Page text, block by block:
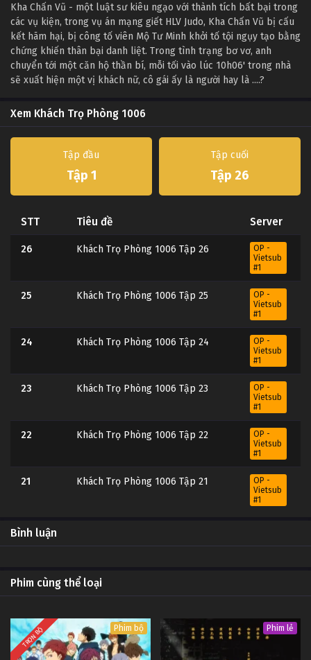
Kha Chấn Vũ - một luật sư kiêu ngạo với thành tích bất bại trong
các vụ kiện, trong vụ án mạng giết HLV Judo, Kha Chấn Vũ bị cấu
kết hãm hại, bị công tố viên Mộ Tư Minh khởi tố tội ngụy tạo bằng
chứng khiến thân bại danh liệt. Trong tình trạng bơ vơ, anh
chuyển tới một căn hộ thần bí, mỗi tối vào lúc 10h06' trong nhà
sẽ xuất hiện một vị khách nữ, cô gái ấy là người hay là ....?
Xem Khách Trọ Phòng 1006
Tập đầu
Tập 1
Tập cuối
Tập 26
STT Tiêu đề Server
26 Khách Trọ Phòng 1006 Tập 26
OP -
Vietsub
#1
25 Khách Trọ Phòng 1006 Tập 25
OP -
Vietsub
#1
24 Khách Trọ Phòng 1006 Tập 24
OP -
Vietsub
#1
23 Khách Trọ Phòng 1006 Tập 23
OP -
Vietsub
#1
22 Khách Trọ Phòng 1006 Tập 22
OP -
Vietsub
#1
21 Khách Trọ Phòng 1006 Tập 21
OP -
Vietsub
#1
20
#1
Khách Trọ Phòng 1006 Tập 19
18 Khách Trọ Phòng 1006 Tập 18
OP -
Vietsub
#1
Bình luận
Phim cùng thể loại
TRỌN BỘ Phim bộ Phim lẻ